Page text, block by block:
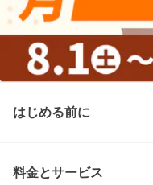
はじめる前に
料金とサービス